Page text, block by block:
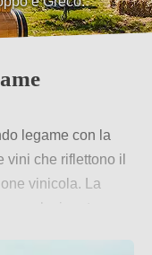
legame con la
vini che riflettono il
vinicola. La
selezionata